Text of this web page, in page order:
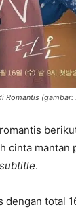
Romantis (gambar:
cinta mantan
subtitle.
dengan total